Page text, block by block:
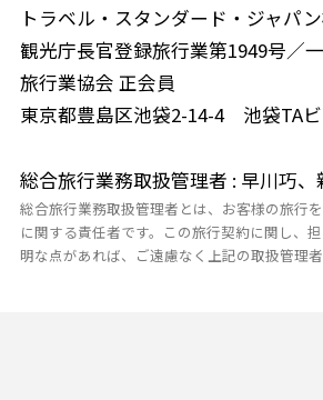
トラベル・スタンダード・ジャパ
観光庁長官登録旅行業第1949号／
旅行業協会 正会員
東京都豊島区池袋2-14-4 池袋TA
総合旅行業務取扱管理者 : 早川巧、
総合旅行業務取扱管理者とは、お客様の旅行
に関する責任者です。この旅行契約に関し、
明な点があれば、ご遠慮なく上記の取扱管理者